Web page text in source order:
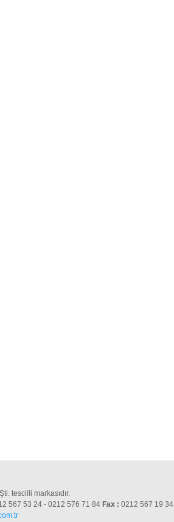
tescilli markasıdır.
567 53 24 - 0212 576 71 84 Fax : 0212 567 19 34